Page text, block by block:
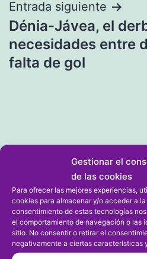
Gestionar el
de las cookies
Para ofrecer las mejores experiencias,
cookies para almacenar y/o acceder a
consentimiento de estas tecnologías
el comportamiento de navegación o las
sitio. No consentir o retirar el
negativamente a ciertas características
Entrada siguiente
Dénia-Jávea, el
necesidades entre
falta de gol
agosto 2024
julio 2024
junio 2024